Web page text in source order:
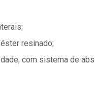
resinado;
com sistema de